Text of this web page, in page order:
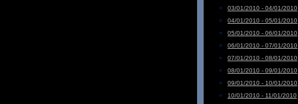
03/01/2010 - 04/01/2010
04/01/2010 - 05/01/2010
05/01/2010 - 06/01/2010
06/01/2010 - 07/01/2010
07/01/2010 - 08/01/2010
08/01/2010 - 09/01/2010
09/01/2010 - 10/01/2010
10/01/2010 - 11/01/2010